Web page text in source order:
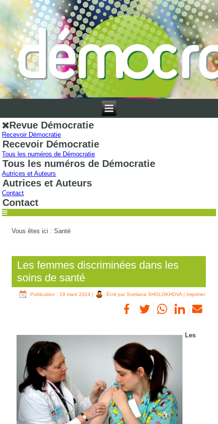
Revue Démocratie
Recevoir Démocratie
Recevoir Démocratie
Tous les numéros de Démocratie
Tous les numéros de Démocratie
Autrices et Auteurs
Autrices et Auteurs
Contact
Contact
Vous êtes ici :Santé
Les femmes discriminées dans les
soins de santé
Publication : 19 mars 2024 | Écrit par Svetlana SHOLOKHOVA | Imprimer
Les